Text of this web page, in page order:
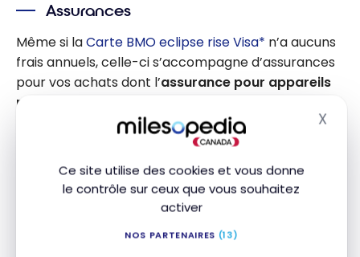
Ce site utilise des cookies et vous donne
le contrôle sur ceux que vous souhaitez
activer
NOS PARTENAIRES (13)
X
Assurances
Même si laCarte BMO eclipse rise Visa* n’a aucuns
frais annuels, celle-ci s’accompagne d’assurances
pour vos achats dont l’assurance pour appareils
mobiles
bénéficier de jusqu’à 1 000 $ de protection.